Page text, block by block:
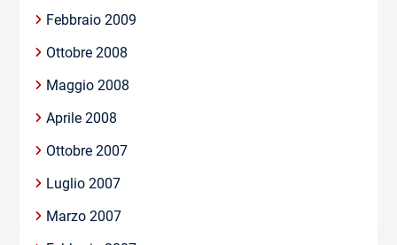
Febbraio 2009
Ottobre 2008
Maggio 2008
Aprile 2008
Ottobre 2007
Luglio 2007
Marzo 2007